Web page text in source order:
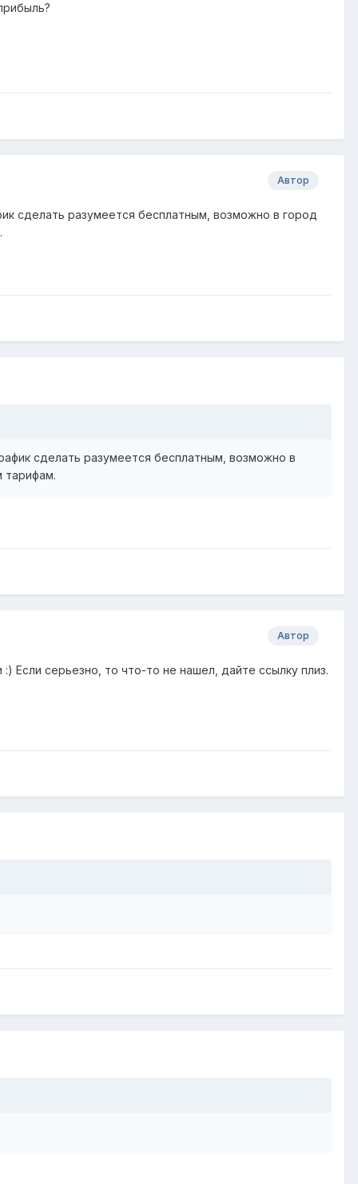
Автор
сделать разумеется бесплатным, возможно в город
сделать разумеется бесплатным, возможно в
тарифам.
Автор
Если серьезно, то что-то не нашел, дайте ссылку плиз.